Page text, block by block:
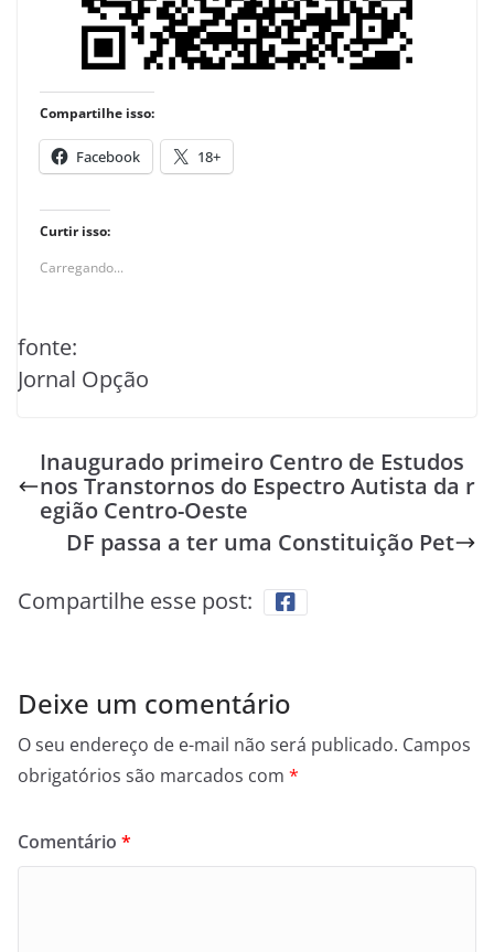
Compartilhe isso:
Facebook 18+
Curtir isso:
Carregando...
fonte:
Jornal Opção
Inaugurado primeiro Centro de Estudos
nos Transtornos do Espectro Autista da r
egião Centro-Oeste
DF passa a ter uma Constituição Pet
Compartilhe esse post:
Deixe um comentário
O seu endereço de e-mail não será publicado. Campos
obrigatórios são marcados com *
Comentário *